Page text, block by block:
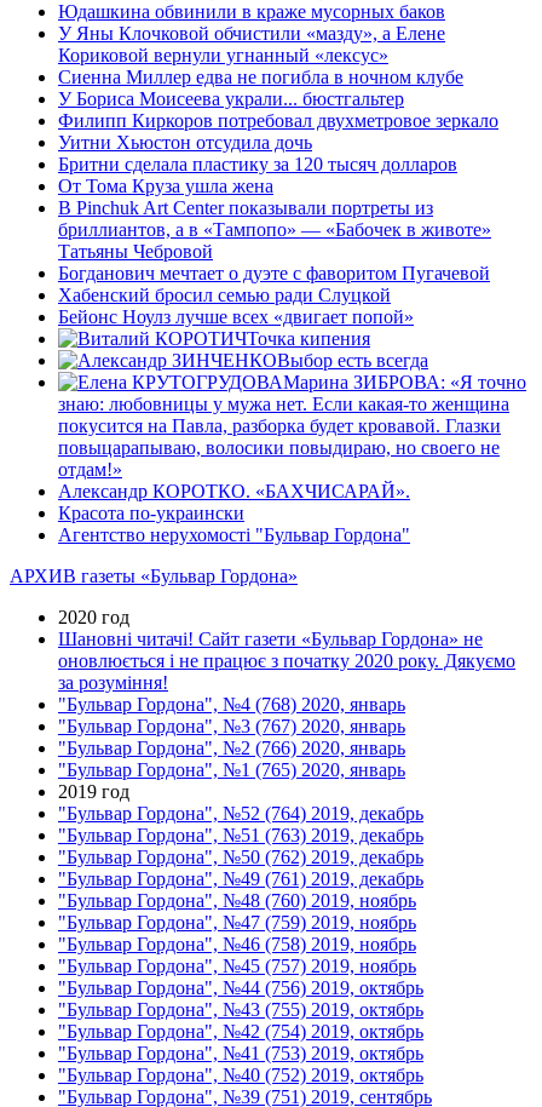
Юдашкина обвинили в краже мусорных баков
У Яны Клочковой обчистили «мазду», а Елене
Кориковой вернули угнанный «лексус»
Сиенна Миллер едва не погибла в ночном клубе
У Бориса Моисеева украли... бюстгальтер
Филипп Киркоров потребовал двухметровое зеркало
Уитни Хьюстон отсудила дочь
Бритни сделала пластику за 120 тысяч долларов
От Тома Круза ушла жена
В Pinchuk Art Center показывали портреты из
бриллиантов, а в «Тампопо» — «Бабочек в животе»
Татьяны Чебровой
Богданович мечтает о дуэте с фаворитом Пугачевой
Хабенский бросил семью ради Слуцкой
Бейонс Ноулз лучше всех «двигает попой»
Точка кипения
Выбор есть всегда
Марина ЗИБРОВА: «Я точно
знаю: любовницы у мужа нет. Если какая-то женщина
покусится на Павла, разборка будет кровавой. Глазки
повыцарапываю, волосики повыдираю, но своего не
отдам!»
Александр КОРОТКО. «БАХЧИСАРАЙ».
Красота по-украински
Агентство нерухомості "Бульвар Гордона"
АРХИВ газеты «Бульвар Гордона»
2020 год
Шановні читачі! Сайт газети «Бульвар Гордона» не
оновлюється і не працює з початку 2020 року. Дякуємо
за розуміння!
"Бульвар Гордона", №4 (768) 2020, январь
"Бульвар Гордона", №3 (767) 2020, январь
"Бульвар Гордона", №2 (766) 2020, январь
"Бульвар Гордона", №1 (765) 2020, январь
2019 год
"Бульвар Гордона", №52 (764) 2019, декабрь
"Бульвар Гордона", №51 (763) 2019, декабрь
"Бульвар Гордона", №50 (762) 2019, декабрь
"Бульвар Гордона", №49 (761) 2019, декабрь
"Бульвар Гордона", №48 (760) 2019, ноябрь
"Бульвар Гордона", №47 (759) 2019, ноябрь
"Бульвар Гордона", №46 (758) 2019, ноябрь
"Бульвар Гордона", №45 (757) 2019, ноябрь
"Бульвар Гордона", №44 (756) 2019, октябрь
"Бульвар Гордона", №43 (755) 2019, октябрь
"Бульвар Гордона", №42 (754) 2019, октябрь
"Бульвар Гордона", №41 (753) 2019, октябрь
"Бульвар Гордона", №40 (752) 2019, октябрь
"Бульвар Гордона", №39 (751) 2019, сентябрь